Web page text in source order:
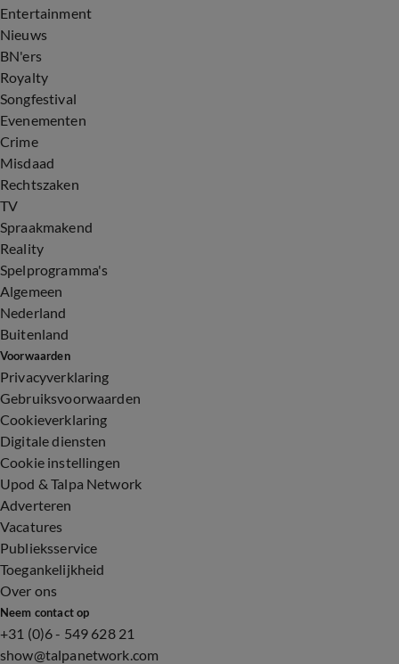
Entertainment
Nieuws
BN'ers
Royalty
Songfestival
Evenementen
Crime
Misdaad
Rechtszaken
TV
Spraakmakend
Reality
Spelprogramma's
Algemeen
Nederland
Buitenland
Voorwaarden
Privacyverklaring
Gebruiksvoorwaarden
Cookieverklaring
Digitale diensten
Cookie instellingen
Upod & Talpa Network
Adverteren
Vacatures
Publieksservice
Toegankelijkheid
Over ons
Neem contact op
+31 (0)6 - 549 628 21
show@talpanetwork.com